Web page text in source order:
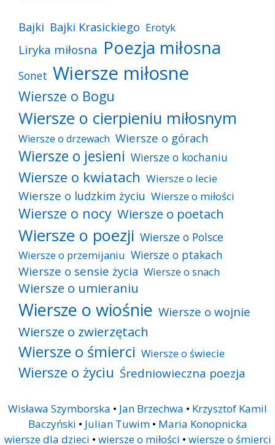
Bajki Bajki Krasickiego Erotyk
Liryka miłosna Poezja miłosna
Sonet Wiersze miłosne
Wiersze o Bogu
Wiersze o cierpieniu miłosnym
Wiersze o drzewach Wiersze o górach
Wiersze o jesieni Wiersze o kochaniu
Wiersze o kwiatach Wiersze o lecie
Wiersze o ludzkim życiu Wiersze o miłości
Wiersze o nocy Wiersze o poetach
Wiersze o poezji Wiersze o Polsce
Wiersze o przemijaniu Wiersze o ptakach
Wiersze o sensie życia Wiersze o snach
Wiersze o umieraniu
Wiersze o wiośnie Wiersze o wojnie
Wiersze o zwierzętach
Wiersze o śmierci Wiersze o świecie
Wiersze o życiu Średniowieczna poezja
Wisława Szymborska • Jan Brzechwa • Krzysztof Kamil
Baczyński • Julian Tuwim• Maria Konopnicka
wiersze dla dzieci • wiersze o miłości • wiersze o śmierci